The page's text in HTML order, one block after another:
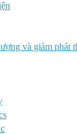
và giảm phát